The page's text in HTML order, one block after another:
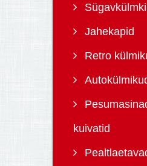
Jahekapid
Retro
kuivatid